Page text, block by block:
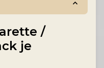
/
je